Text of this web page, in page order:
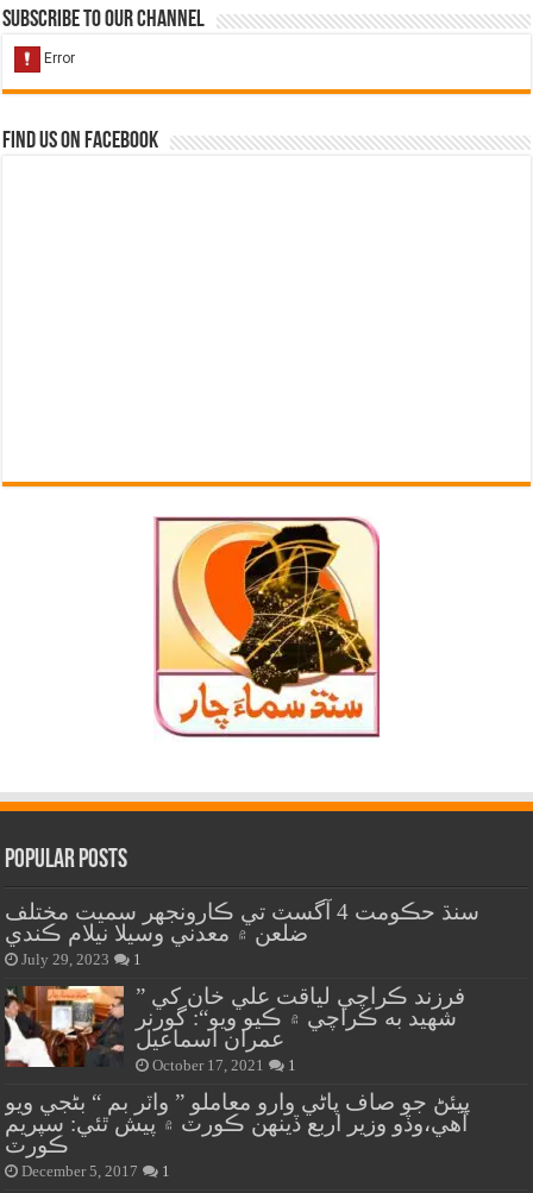
Subscribe to our Channel
Find us on Facebook
Popular Posts
سنڌ حڪومت 4 آگسٽ تي ڪارونجهر سميت مختلف
ضلعن ۾ معدني وسيلا نيلام ڪندي
July 29, 2023 1
” فرزند ڪراچي لياقت علي خان کي
شهيد به ڪراچي ۾ ڪيو ويو“: گورنر
عمران اسماعيل
October 17, 2021 1
پيئڻ جو صاف پاڻي وارو معاملو ” واٽر بم “ بڻجي ويو
آهي،وڏو وزير اربع ڏينهن ڪورٽ ۾ پيش ٿئي: سپريم
ڪورٽ
December 5, 2017 1